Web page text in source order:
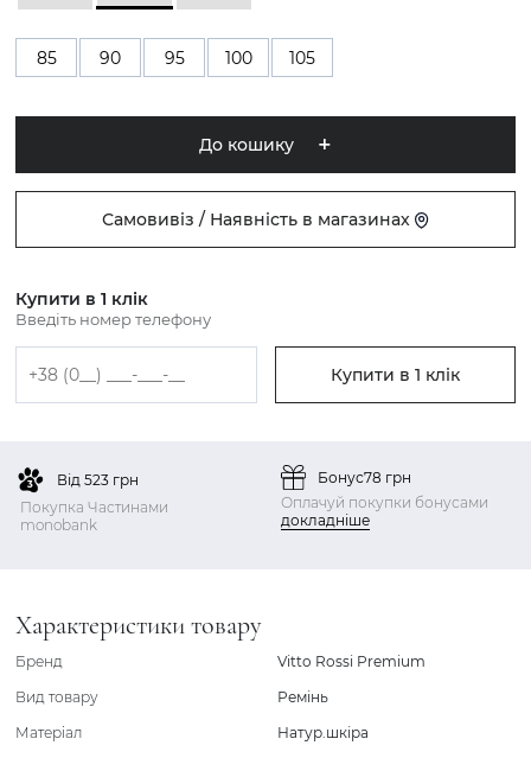
85 90 95 100 105
До кошику
Самовивіз / Наявність в магазинах
Купити в 1 клік
Введіть номер телефону
Купити в 1 клік
Від 523 грн
Покупка Частинами
monobank
Бонус78 грн
Оплачуй покупки бонусами
докладніше
Характеристики товару
Бренд
Vitto Rossi Premium
Вид товару
Ремінь
Матеріал
Натур.шкіра